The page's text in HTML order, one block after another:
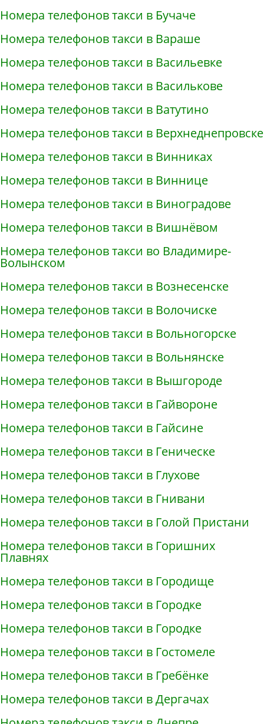
Номера телефонов такси в Бучаче
Номера телефонов такси в Вараше
Номера телефонов такси в Васильевке
Номера телефонов такси в Василькове
Номера телефонов такси в Ватутино
Номера телефонов такси в Верхнеднепровске
Номера телефонов такси в Винниках
Номера телефонов такси в Виннице
Номера телефонов такси в Виноградове
Номера телефонов такси в Вишнёвом
Номера телефонов такси во Владимире-
Волынском
Номера телефонов такси в Вознесенске
Номера телефонов такси в Волочиске
Номера телефонов такси в Вольногорске
Номера телефонов такси в Вольнянске
Номера телефонов такси в Вышгороде
Номера телефонов такси в Гайвороне
Номера телефонов такси в Гайсине
Номера телефонов такси в Геническе
Номера телефонов такси в Глухове
Номера телефонов такси в Гнивани
Номера телефонов такси в Голой Пристани
Номера телефонов такси в Горишних
Плавнях
Номера телефонов такси в Городище
Номера телефонов такси в Городке
Номера телефонов такси в Городке
Номера телефонов такси в Гостомеле
Номера телефонов такси в Гребёнке
Номера телефонов такси в Дергачах